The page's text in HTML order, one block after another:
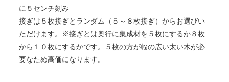
に５センチ刻み
接ぎは５枚接ぎとランダム（５～８枚接ぎ）からお選びい
ただけます。※接ぎとは奥行に集成材を５枚にするか８枚
から１０枚にするかです。５枚の方が幅の広い太い木が必
要なため高価になります。